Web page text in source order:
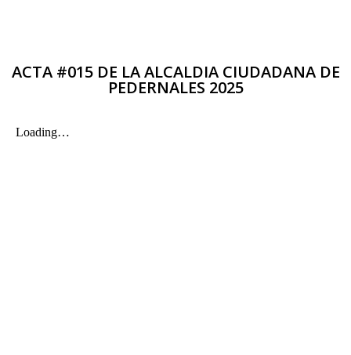
ACTA #015 DE LA ALCALDIA CIUDADANA DE
PEDERNALES 2025